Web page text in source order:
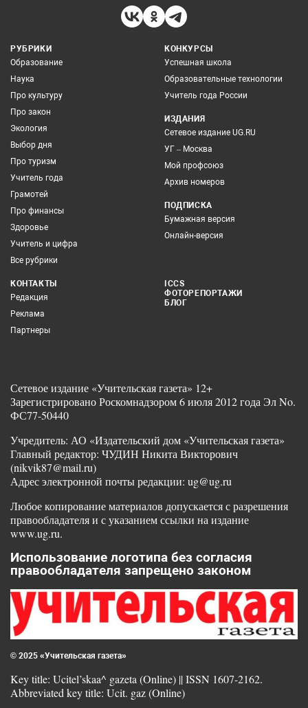
РУБРИКИ
Образование
Наука
Про культуру
Про закон
Экология
Выбор дня
Про туризм
Учитель года
Грамотей
Про финансы
Здоровье
Учитель и цифра
Все рубрики
КОНКУРСЫ
Успешная школа
Образовательные технологии
Учитель года России
ИЗДАНИЯ
Сетевое издание UG.RU
УГ – Москва
Мой профсоюз
Архив номеров
ПОДПИСКА
Бумажная версия
Онлайн-версия
КОНТАКТЫ
Редакция
Реклама
Партнеры
ICCS
ФОТОРЕПОРТАЖИ
БЛОГ
Сетевое издание «Учительская газета» 12+
Зарегистрировано Роскомнадзором 6 июля 2012 года Эл No.
ФС77-50440
Учредитель: АО «Издательский дом «Учительская газета»
Главный редактор: ЧУДИН Никита Викторович
(nikvik87@mail.ru)
Адрес электронной почты редакции: ug@ug.ru
Любое копирование материалов допускается с разрешения
правообладателя и с указанием ссылки на издание
www.ug.ru.
Использование логотипа без согласия
правообладателя запрещено законом
© 2025 «Учительская газета»
Key title: Ucitel’skaa^ gazeta (Online) || ISSN 1607-2162.
Abbreviated key title: Ucit. gaz (Online)